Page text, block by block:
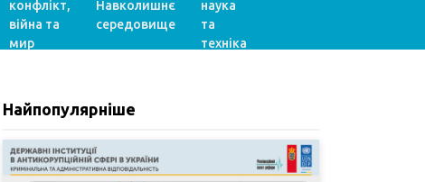
конфлікт,
війна та
мир
Навколишнє
середовище
наука
та
техніка
Найпопулярніше